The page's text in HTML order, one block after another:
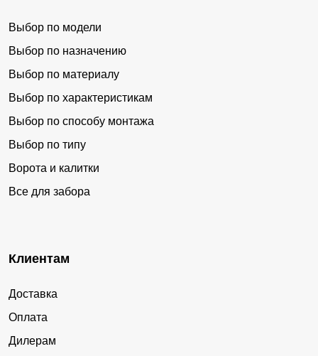
Выбор по модели
Выбор по назначению
Выбор по материалу
Выбор по характеристикам
Выбор по способу монтажа
Выбор по типу
Ворота и калитки
Все для забора
Клиентам
Доставка
Оплата
Дилерам